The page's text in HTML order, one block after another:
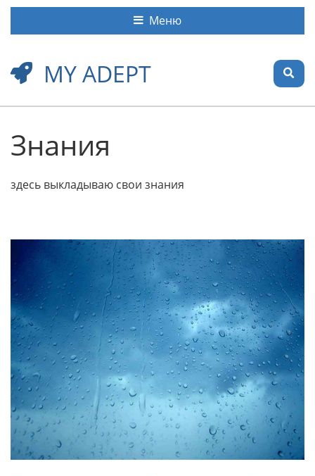
MY ADEPT
Меню
Знания
здесь выкладываю свои знания